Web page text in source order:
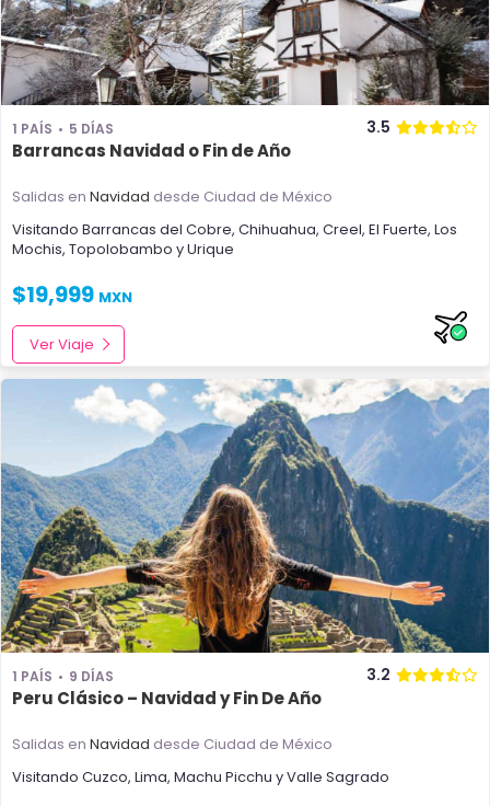
1 PAÍS 5 DÍAS 3.5
Barrancas Navidad o Fin de Año
Salidas en Navidad desde Ciudad de México
Visitando Barrancas del Cobre, Chihuahua, Creel, El Fuerte, Los
Mochis, Topolobambo yUrique
$19,999 MXN
Ver Viaje
1 PAÍS 9 DÍAS 3.2
Peru Clásico – Navidad y Fin De Año
Salidas en Navidad desde Ciudad de México
Visitando Cuzco, Lima, Machu Picchu yValle Sagrado